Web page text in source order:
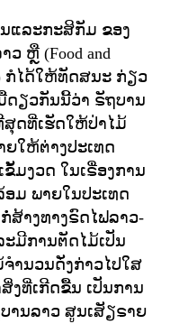
ແລະກະສິກັມ ຂອງ
ຫຼື (Food and
ກໍໄດ້ໃຫ້ທັດສນະ ກ່ຽວ
ດຽວກັນນີ້ວ່າ ຣັຖບານ
ດທີ່ເຮັດໃຫ້ປ່າໄມ້
ໃຫ້ຕ່າງປະເທດ
ມງວດ ໃນເຣື່ອງການ
ມ ພາຍໃນປະເທດ
ສ້າງທາງຣົດໄຟລາວ-
ມີການຕັດໄມ້ເປັນ
ຳນວນດັ່ງກ່າວໄປໃສ
ງທີ່ເກີດຂື້ນ ເປັນການ
ານລາວ ສູນເສັຽຣາຍ